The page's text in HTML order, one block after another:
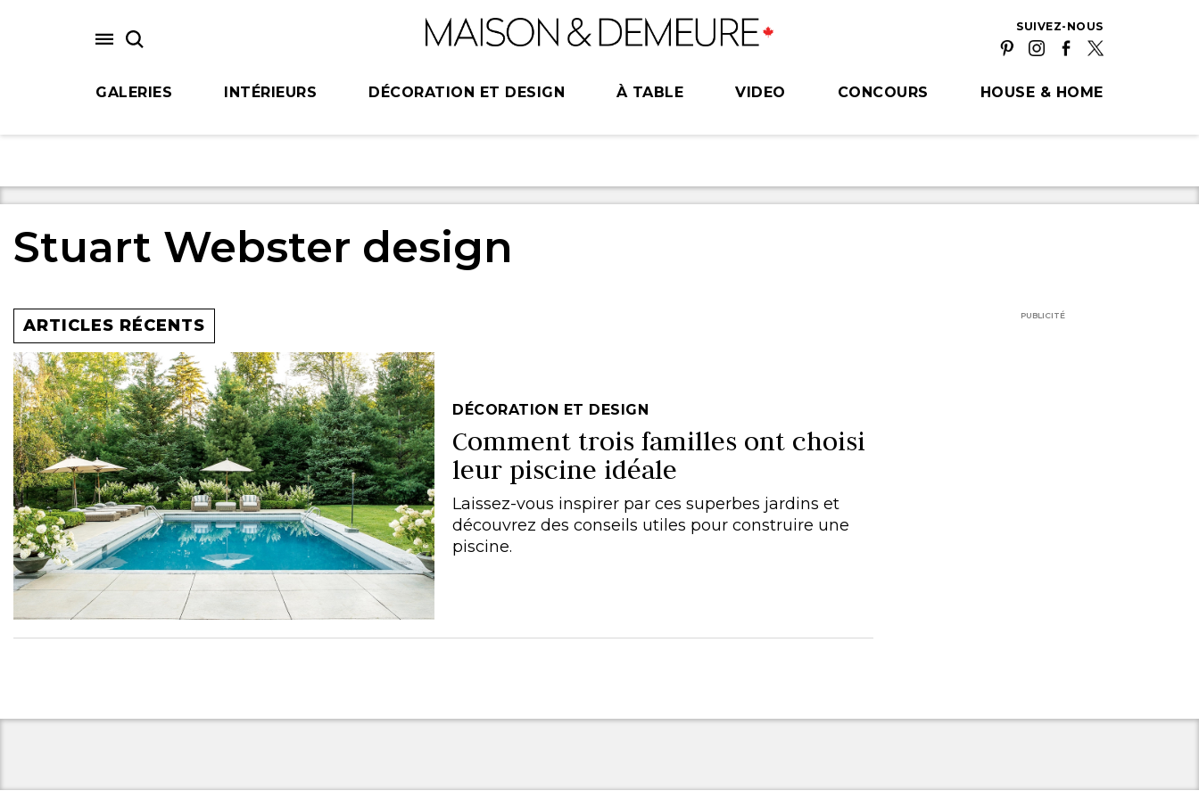
SUIVEZ-NOUS
GALERIES INTÉRIEURS DÉCORATION ET DESIGN À TABLE VIDEO CONCOURS HOUSE & HOME
Stuart Webster design
ARTICLES RÉCENTS
DÉCORATION ET DESIGN
Comment trois familles ont choisi
leur piscine idéale
Laissez-vous inspirer par ces superbes jardins et
découvrez des conseils utiles pour construire une
piscine.
PUBLICITÉ